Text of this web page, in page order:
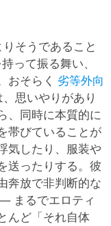
そうであること
って振る舞い、
おそらく 劣等外向
思いやりがあり
、同時に本質的に
帯びていることが
気したり、服装や
送ったりする。彼
奔放で非判断的な
まるでエロティ
んど「それ自体